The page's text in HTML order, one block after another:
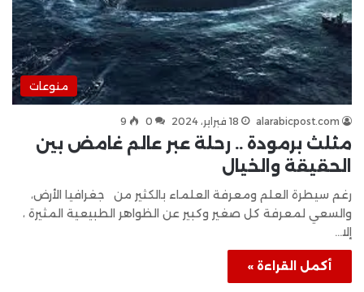
منوعات
alarabicpost.com 18 فبراير، 2024 0
9
مثلث برمودة .. رحلة عبر عالم غامض بين
الحقيقة والخيال
رغم سيطرة العلم ومعرفة العلماء بالكثير من جغرافيا الأرض،
والسعي لمعرفة كل صغير وكبير عن الظواهر الطبيعية المثيرة ،
إلا…
أكمل القراءة »